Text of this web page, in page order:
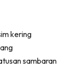
kering
sambaran